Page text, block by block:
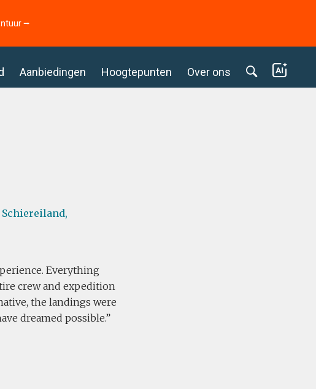
⭢
Aanbiedingen Hoogtepunten Over ons
Everything
crew and expedition
the landings were
dreamed possible.